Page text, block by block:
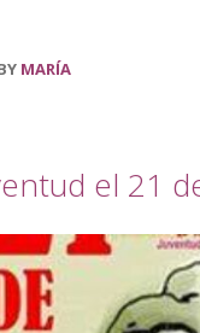
MARÍA
el 21